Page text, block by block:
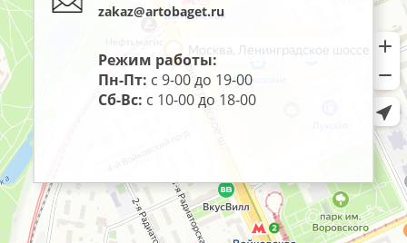
zakaz@artobaget.ru
Режим работы:
Пн-Пт: с 9-00 до 19-00
Сб-Вс: с 10-00 до 18-00